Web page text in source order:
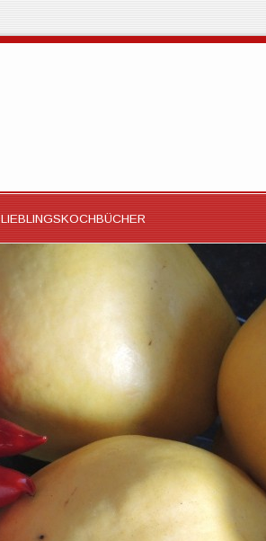
LIEBLINGSKOCHBÜCHER